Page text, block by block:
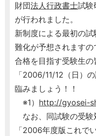
財団法人行政書士試験
が行われました。
新制度による最初の
難化が予想されますの
合格を目指す受験生の
「2006/11/12（日）
臨みましょう！！
※1） http://gyosei-
なお、同試験の受験
「2006年度版これで